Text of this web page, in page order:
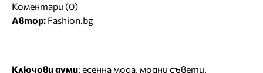
Коментари (0)
Автор: Fashion.bg
Ключови думи: есенна мода, модни съвети,